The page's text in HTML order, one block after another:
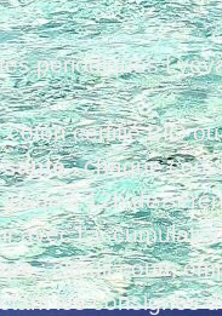
périodiques
certifié BIO
: chaque
12h de
avec
: circuit court,
les consignes